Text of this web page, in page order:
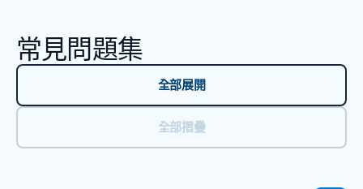
常見問題集
全部展開
全部摺疊